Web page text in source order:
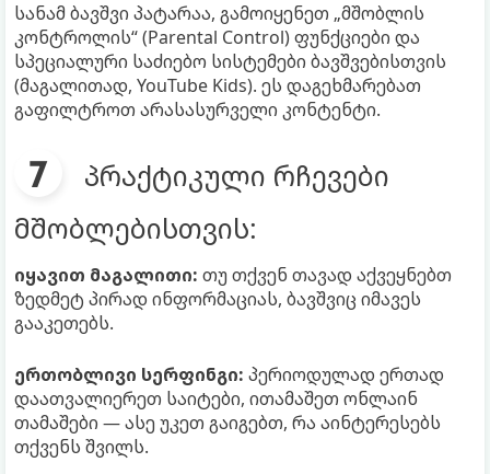
სანამ ბავშვი პატარაა, გამოიყენეთ „მშობლის
კონტროლის“ (Parental Control) ფუნქციები და
სპეციალური საძიებო სისტემები ბავშვებისთვის
(მაგალითად, YouTube Kids). ეს დაგეხმარებათ
გაფილტროთ არასასურველი კონტენტი.
პრაქტიკული რჩევები
მშობლებისთვის:
იყავით მაგალითი: თუ თქვენ თავად აქვეყნებთ
ზედმეტ პირად ინფორმაციას, ბავშვიც იმავეს
გააკეთებს.
ერთობლივი სერფინგი: პერიოდულად ერთად
დაათვალიერეთ საიტები, ითამაშეთ ონლაინ
თამაშები — ასე უკეთ გაიგებთ, რა აინტერესებს
თქვენს შვილს.